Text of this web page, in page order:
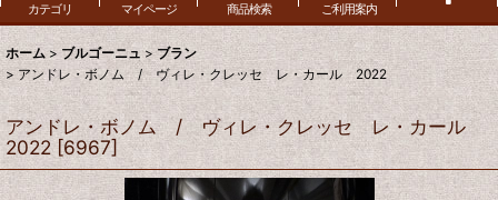
カテゴリ マイページ 商品検索 ご利用案内
ホーム > ブルゴーニュ > ブラン
> アンドレ・ボノム / ヴィレ・クレッセ レ・カール 2022
アンドレ・ボノム / ヴィレ・クレッセ レ・カール
2022 [6967]